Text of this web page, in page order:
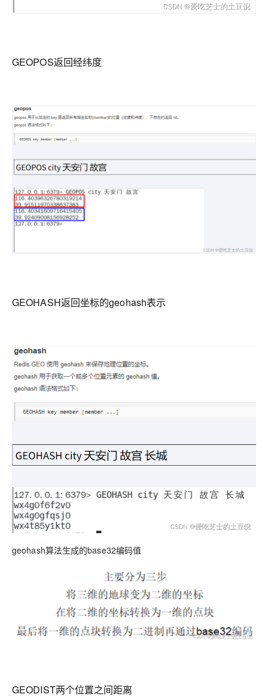
GEOPOS返回经纬度
GEOHASH返回坐标的geohash表示
geohash算法生成的base32编码值
GEODIST两个位置之间距离